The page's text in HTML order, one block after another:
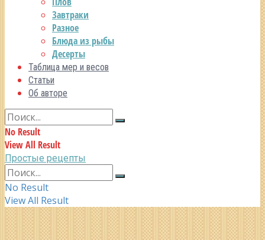
Завтраки
Разное
Блюда из рыбы
Десерты
Таблица мер и весов
Статьи
Об авторе
No Result
View All Result
Простые рецепты
No Result
View All Result